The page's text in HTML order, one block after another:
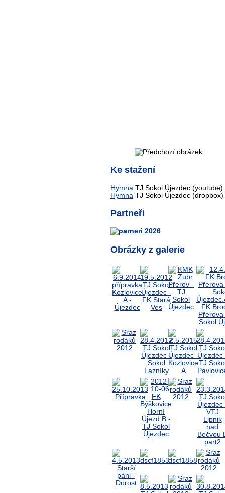
Ke stažení
Hymna TJ Sokol Újezdec (youtube)
Hymna TJ Sokol Újezdec (dropbox)
Partneři
Obrázky z galerie